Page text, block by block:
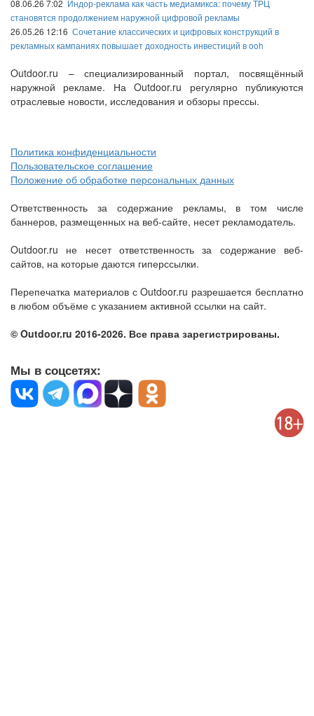
08.06.26 7:02 Индор-реклама как часть медиамикса: почему ТРЦ
становятся продолжением наружной цифровой рекламы
26.05.26 12:16 Сочетание классических и цифровых конструкций в
рекламных кампаниях повышает доходность инвестиций в ooh
Outdoor.ru – специализированный портал, посвящённый
наружной рекламе. На Outdoor.ru регулярно публикуются
отраслевые новости, исследования и обзоры прессы.
Политика конфиденциальности
Пользовательское соглашение
Положение об обработке персональных данных
Ответственность за содержание рекламы, в том числе
баннеров, размещенных на веб-сайте, несет рекламодатель.
Outdoor.ru не несет ответственность за содержание веб-
сайтов, на которые даются гиперссылки.
Перепечатка материалов с Outdoor.ru разрешается бесплатно
в любом объёме с указанием активной ссылки на сайт.
© Outdoor.ru 2016-2026. Все права зарегистрированы.
Мы в соцсетях: